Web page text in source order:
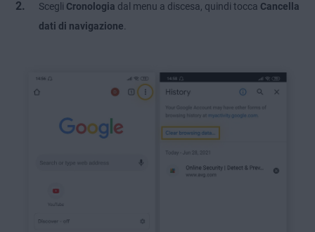
Scegli Cronologia dal menu a discesa, quindi tocca Cancella
dati di navigazione.